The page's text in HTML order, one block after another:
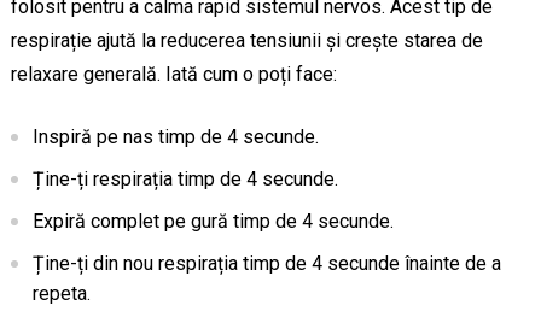
folosit pentru a calma rapid sistemul nervos. Acest tip de
respirație ajută la reducerea tensiunii și crește starea de
relaxare generală. Iată cum o poți face:
Inspiră pe nas timp de 4 secunde.
Ține-ți respirația timp de 4 secunde.
Expiră complet pe gură timp de 4 secunde.
Ține-ți din nou respirația timp de 4 secunde înainte de a
repeta.